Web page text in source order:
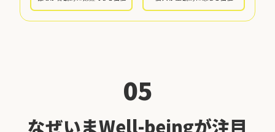
05
なぜいまWell-beingが注目